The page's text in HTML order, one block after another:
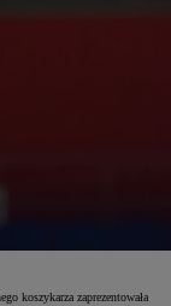
koszykarza zaprezentowała